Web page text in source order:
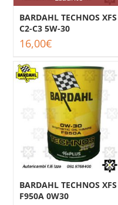
BARDAHL TECHNOS XFS
C2-C3 5W-30
16,00€
BARDAHL TECHNOS XFS
F950A 0W30